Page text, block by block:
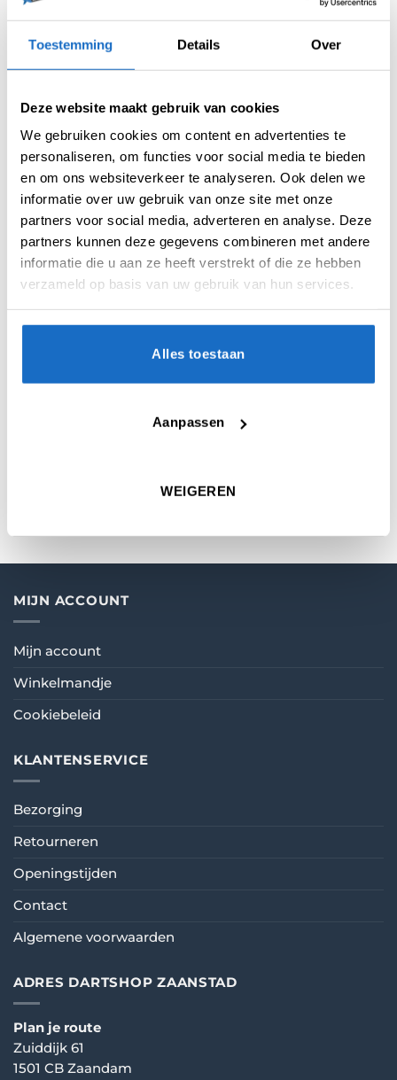
Toestemming Details Over
Deze website maakt gebruik van cookies
We gebruiken cookies om content en advertenties te
personaliseren, om functies voor social media te bieden
en om ons websiteverkeer te analyseren. Ook delen we
informatie over uw gebruik van onze site met onze
partners voor social media, adverteren en analyse. Deze
partners kunnen deze gegevens combineren met andere
informatie die u aan ze heeft verstrekt of die ze hebben
verzameld op basis van uw gebruik van hun services.
Alles toestaan
Aanpassen
WEIGEREN
Artikelnummer:208748
Winmau
AANVULLENDE INFORMATIE
MIJN ACCOUNT
Mijn account
Winkelmandje
Cookiebeleid
KLANTENSERVICE
Bezorging
Retourneren
Openingstijden
Contact
Algemene voorwaarden
ADRES DARTSHOP ZAANSTAD
Plan je route
Zuiddijk 61
1501 CB Zaandam